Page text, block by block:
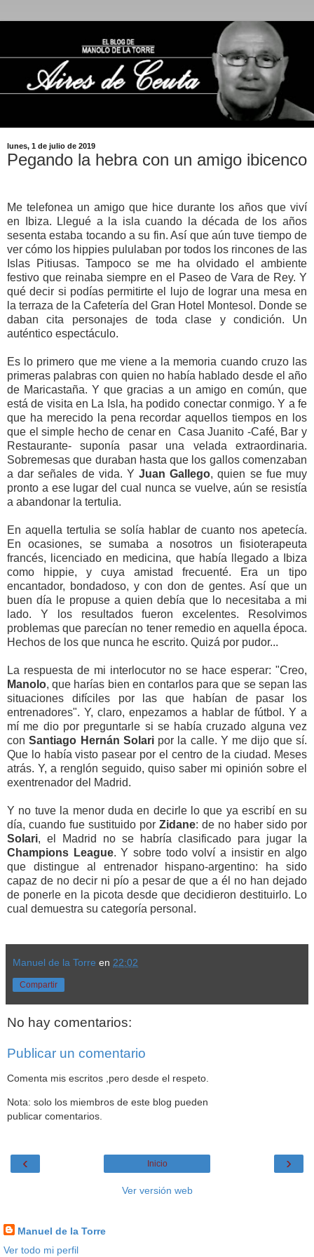
lunes, 1 de julio de 2019
Pegando la hebra con un amigo ibicenco
Me telefonea un amigo que hice durante los años que viví
en Ibiza. Llegué a la isla cuando la década de los años
sesenta estaba tocando a su fin. Así que aún tuve tiempo de
ver cómo los hippies pululaban por todos los rincones de las
Islas Pitiusas. Tampoco se me ha olvidado el ambiente
festivo que reinaba siempre en el Paseo de Vara de Rey. Y
qué decir si podías permitirte el lujo de lograr una mesa en
la terraza de la Cafetería del Gran Hotel Montesol. Donde se
daban cita personajes de toda clase y condición. Un
auténtico espectáculo.
Es lo primero que me viene a la memoria cuando cruzo las
primeras palabras con quien no había hablado desde el año
de Maricastaña. Y que gracias a un amigo en común, que
está de visita en La Isla, ha podido conectar conmigo. Y a fe
que ha merecido la pena recordar aquellos tiempos en los
que el simple hecho de cenar en Casa Juanito -Café, Bar y
Restaurante- suponía pasar una velada extraordinaria.
Sobremesas que duraban hasta que los gallos comenzaban
a dar señales de vida. YJuan Gallego, quien se fue muy
pronto a ese lugar del cual nunca se vuelve, aún se resistía
a abandonar la tertulia.
En aquella tertulia se solía hablar de cuanto nos apetecía.
En ocasiones, se sumaba a nosotros un fisioterapeuta
francés, licenciado en medicina, que había llegado a Ibiza
como hippie, y cuya amistad frecuenté. Era un tipo
encantador, bondadoso, y con don de gentes. Así que un
buen día le propuse a quien debía que lo necesitaba a mi
lado. Y los resultados fueron excelentes. Resolvimos
problemas que parecían no tener remedio en aquella época.
Hechos de los que nunca he escrito. Quizá por pudor...
La respuesta de mi interlocutor no se hace esperar: "Creo,
Manolo, que harías bien en contarlos para que se sepan las
situaciones difíciles por las que habían de pasar los
entrenadores". Y, claro, enpezamos a hablar de fútbol. Y a
mí me dio por preguntarle si se había cruzado alguna vez
conSantiago Hernán Solari por la calle. Y me dijo que sí.
Que lo había visto pasear por el centro de la ciudad. Meses
atrás. Y, a renglón seguido, quiso saber mi opinión sobre el
exentrenador del Madrid.
Y no tuve la menor duda en decirle lo que ya escribí en su
día, cuando fue sustituido por Zidane: de no haber sido por
Solari, el Madrid no se habría clasificado para jugar la
Champions League. Y sobre todo volví a insistir en algo
que distingue al entrenador hispano-argentino: ha sido
capaz de no decir ni pío a pesar de que a él no han dejado
de ponerle en la picota desde que decidieron destituirlo. Lo
cual demuestra su categoría personal.
Manuel de la Torre en 22:02
Compartir
No hay comentarios:
Publicar un comentario
Comenta mis escritos ,pero desde el respeto.
Nota: solo los miembros de este blog pueden
publicar comentarios.
‹ ›
Inicio
Ver versión web
Manuel de la Torre
Ver todo mi perfil